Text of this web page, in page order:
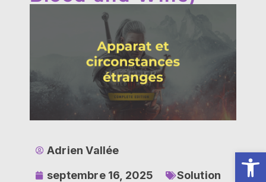
Adrien Vallée
septembre 16, 2025
Solution